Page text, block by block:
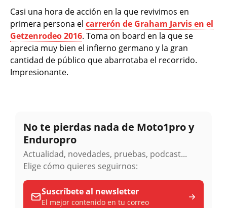
Casi una hora de acción en la que revivimos en
primera persona el carrerón de Graham Jarvis en el
Getzenrodeo 2016. Toma on board en la que se
aprecia muy bien el infierno germano y la gran
cantidad de público que abarrotaba el recorrido.
Impresionante.
No te pierdas nada de Moto1pro y
Enduropro
Actualidad, novedades, pruebas, podcast...
Elige cómo quieres seguirnos:
Suscríbete al newsletter
El mejor contenido en tu correo